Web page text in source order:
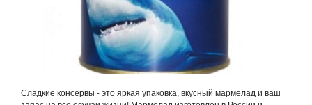
Сладкие консервы - это яркая упаковка, вкусный мармелад и ваш